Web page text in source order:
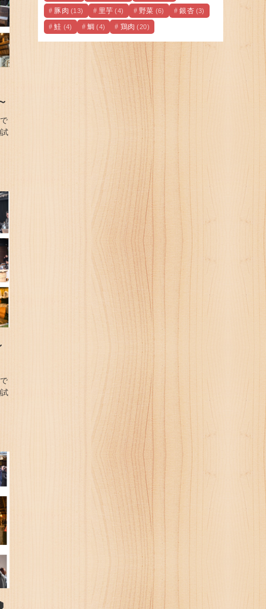
豚肉 (13) 里芋 (4) 野菜 (6) 銀杏 (3)
鮭 (4) 鯛 (4) 鶏肉 (20)